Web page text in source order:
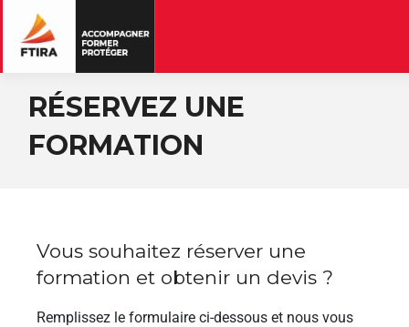
RÉSERVEZ UNE
FORMATION
Vous souhaitez réserver une
formation et obtenir un devis ?
Remplissez le formulaire ci-dessous et nous vous